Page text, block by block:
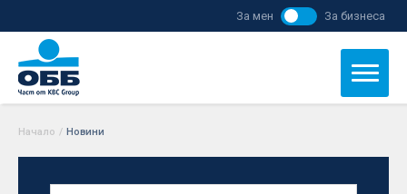
За мен За бизнеса
Начало / Новини